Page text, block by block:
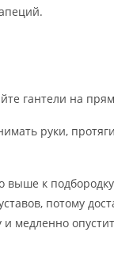
гантели на
руки,
выше к
потому
медленно